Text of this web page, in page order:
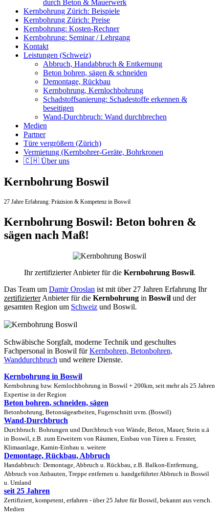
durch Beton & Mauerwerk
Kernbohrung Zürich: Beispiele
Kernbohrung Zürich: Preise
Kernbohrung: Kosten-Rechner
Kernbohrung: Seminar / Lehrgang
Kontakt
Leistungen (Schweiz)
Abbruch, Handabbruch & Entkernung
Beton bohren, sägen & schneiden
Demontage, Rückbau
Kernbohrung, Kernlochbohrung
Schadstoffsanierung: Schadestoffe erkennen &
beseitigen
Wand-Durchbruch: Wand durchbrechen
Medien
Partner
Türe vergrößern (Zürich)
Vermietung (Kernbohrer-Geräte, Bohrkronen
🇨🇭 Über uns
Kernbohrung Boswil
27 Jahre Erfahrung: Präzision & Kompetenz in Boswil
Kernbohrung Boswil: Beton bohren &
sägen nach Maß!
Ihr zertifizierter Anbieter für die Kernbohrung Boswil.
Das Team um Damir Oroslan ist mit über 27 Jahren Erfahrung Ihr
zertifizierterAnbieter für die Kernbohrung in Boswil und der
gesamten Region um Schweiz und Boswil.
Schwäbische Sorgfalt, moderne Technik und geschultes
Fachpersonal in Boswil fürKernbohren, Betonbohren,
Wanddurchbruch und weitere Dienste.
Kernbohrung in Boswil
Kernbohrung bzw. Kernlochbohrung in Boswil + 200km, seit mehr als 25 Jahren
Expertise in der Region
Beton bohren, schneiden, sägen
Betonbohrung, Betonsägearbeiten, Fugenschnitt uvm. (Boswil)
Wand-Durchbruch
Durchbruch: Bohrungen und Durchbruch von Wände, Beton, Mauer, Stein u.ä
in Boswil, z.B. zum Erweitern von Räumen, Einbau von Türen u. Fenster,
Klimaanlage, Kamin-Einbau u. weitere
Demontage, Rückbau, Abbruch
Handabbruch: Demontage, Abbruch u. Rückbau, z.B. Balkon-Entfernung,
Abbruch von Anbauten, Treppe entfernen u. handgeführter Abbruch in Boswil
u. Umland
seit 25 Jahren
Zertifiziert, kompetent, erfahren - über 25 Jahre für Boswil, bekannt aus versch.
Medien